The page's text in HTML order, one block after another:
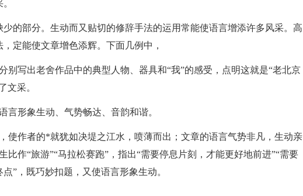
的部分。生动而又贴切的修辞手法的运用常能使语言增添许多风采。高
定能使文章增色添辉。下面几例中，
别写出老舍作品中的典型人物、器具和“我”的感受，点明这就是“老北京
文采。
言形象生动、气势畅达、音韵和谐。
使作者的*就犹如决堤之江水，喷薄而出；文章的语言气势非凡，生动亲
比作“旅游”“马拉松赛跑”，指出“需要停息片刻，才能更好地前进”“需要
”，既巧妙扣题，又使语言形象生动。